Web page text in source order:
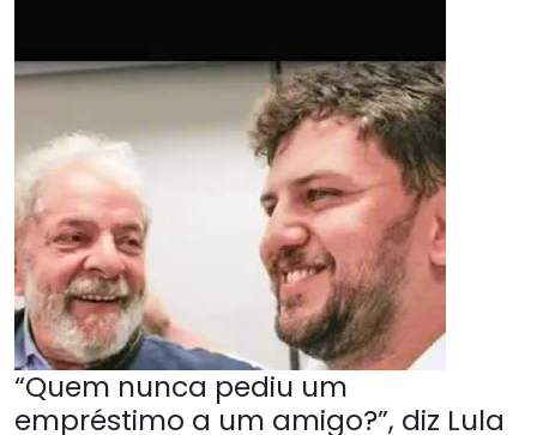
“Quem nunca pediu um
empréstimo a um amigo?”, diz Lula